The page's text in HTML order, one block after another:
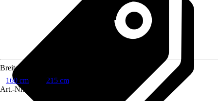
Breite
160 cm
215 cm
Art.-Nr.